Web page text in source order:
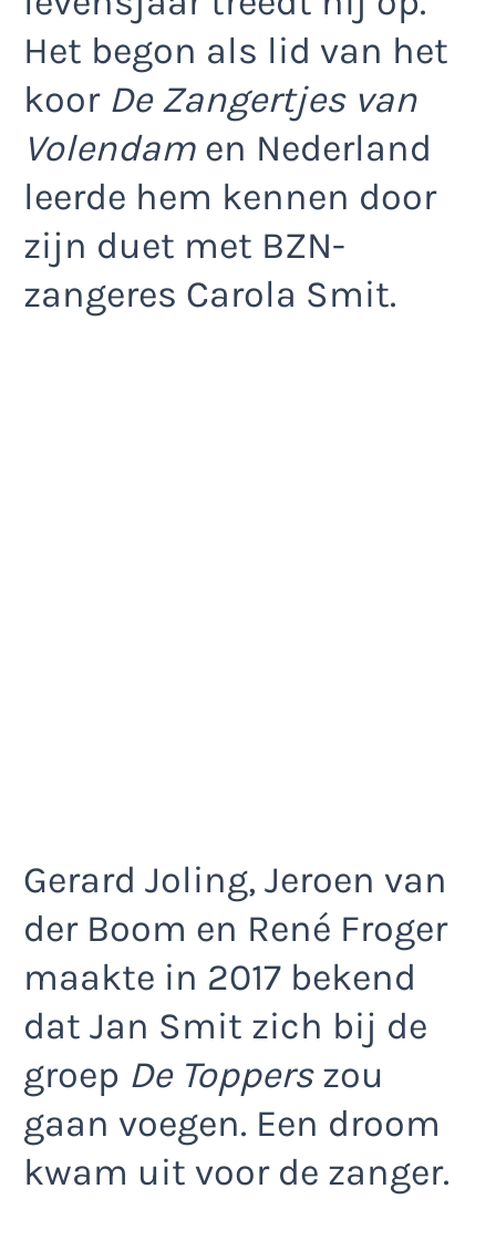
Het begon als lid van het
koor De Zangertjes van
Volendam en Nederland
leerde hem kennen door
zijn duet met BZN-
zangeres Carola Smit.
Gerard Joling, Jeroen van
der Boom en René Froger
maakte in 2017 bekend
dat Jan Smit zich bij de
groep De Topperszou
gaan voegen. Een droom
kwam uit voor de zanger.